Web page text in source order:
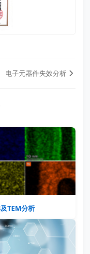
电子元器件失效分析
TEM分析